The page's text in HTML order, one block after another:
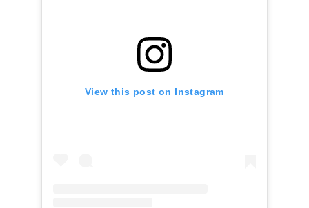
View this post on Instagram